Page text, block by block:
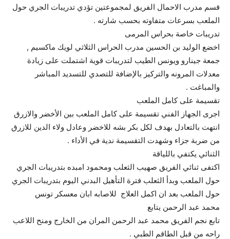
قسم مدرب الاحمال الفريق لمجموعتين تؤدي تدريبات الجري حول
الملعب بسرعات متفاوته بحسب شارته .
تدريبات خاصة بحراس المرمى
اخضع الوليد بن الحسين مدرب الحراس الثلاثي لويك ماكسيم ,
جمعة جينارو ويونس الطيب لتدريبات قوية اشتملت على زيادة
معدلات المرونه والتركيز بالإضافة للتصدي للتسديد المباشر
والمباغت .
تقسيمة على كامل الملعب
اجرى الجهاز الفني تقسيمة على كامل الملعب بين الأخضر والازرق
انتهت بالتعادل بهدف لكل بكر بشه للاخضر وعادل ولاء الدين للازرق
من ضربة جزاء وشهدت التقسيمة ندية في الأداء .
الثنائي يكتفي باللياقة
اكتفى ثنائي الفريق صهيب الثعلب ومحمود امبده بتدريبات الجري
حول الملعب وبدأ الثعلب فترة التأهيل البدني اليوم بتدريبات الجري
حول الملعب بعد ان اكمل العلاج للاصابه ابان معسكر تونس
محمد عبد الرحمن يتابع
تابع نجم الفريق محمد عبد الرحمن المران من الخارج ومنح اللاعب
راحه من قبل الطاقم الطبي .